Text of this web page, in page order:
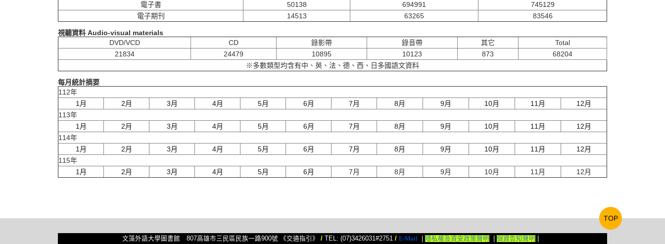
電子書
50138 694991
745129
電子期刊
14513 63265 83546
視聽資料 Audio-visual materials
DVD/VCD
CD 錄影帶 錄音帶 其它
Total
21834
24479 10895 10123 873
68204
※多數類型均含有中、英、法、德、西、日多國語文資料
每月統計摘要
112年
1月
2月 3月 4月 5月 6月 7月 8月 9月 10月 11月
12月
113年
1月
2月 3月 4月 5月 6月 7月 8月 9月 10月 11月
12月
114年
1月
2月 3月 4月 5月 6月 7月 8月 9月 10月 11月
12月
115年
1月
2月 3月 4月 5月 6月 7月 8月 9月 10月 11月 12月
文藻外語大學圖書館 807高雄市三民區民族一路900號 《交通指引》 /TEL: (07)3426031#2751 / E-Mail| 隱私權及資安政策聲明 個資告知聲明
TOP